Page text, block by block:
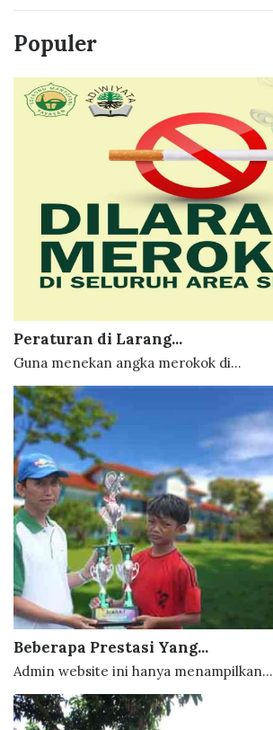
Populer
Peraturan di Larang...
Guna menekan angka merokok di...
Beberapa Prestasi Yang...
Admin website ini hanya menampilkan...